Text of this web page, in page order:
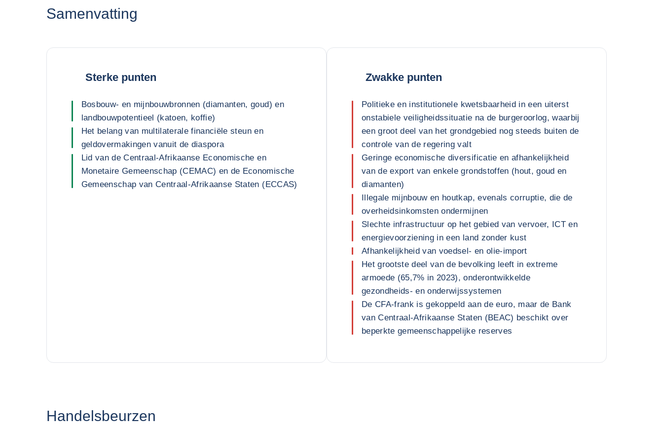
Samenvatting
Sterke punten
Bosbouw- en mijnbouwbronnen (diamanten, goud) en
landbouwpotentieel (katoen, koffie)
Het belang van multilaterale financiële steun en
geldovermakingen vanuit de diaspora
Lid van de Centraal-Afrikaanse Economische en
Monetaire Gemeenschap (CEMAC) en de Economische
Gemeenschap van Centraal-Afrikaanse Staten (ECCAS)
Zwakke punten
Politieke en institutionele kwetsbaarheid in een uiterst
onstabiele veiligheidssituatie na de burgeroorlog, waarbij
een groot deel van het grondgebied nog steeds buiten de
controle van de regering valt
Geringe economische diversificatie en afhankelijkheid
van de export van enkele grondstoffen (hout, goud en
diamanten)
Illegale mijnbouw en houtkap, evenals corruptie, die de
overheidsinkomsten ondermijnen
Slechte infrastructuur op het gebied van vervoer, ICT en
energievoorziening in een land zonder kust
Afhankelijkheid van voedsel- en olie-import
Het grootste deel van de bevolking leeft in extreme
armoede (65,7% in 2023), onderontwikkelde
gezondheids- en onderwijssystemen
De CFA-frank is gekoppeld aan de euro, maar de Bank
van Centraal-Afrikaanse Staten (BEAC) beschikt over
beperkte gemeenschappelijke reserves
Handelsbeurzen